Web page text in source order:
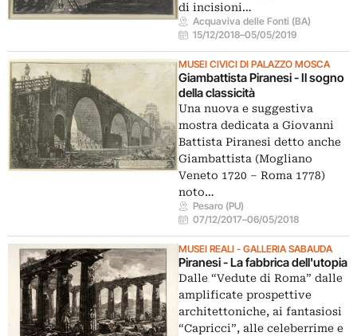
di incisioni…
Acquaviva delle Fonti (BA)
15/12/2018–05/05/2019
MUSEI CIVICI DI PALAZZO MOSCA
Giambattista Piranesi - Il sogno
della classicità
Una nuova e suggestiva
mostra dedicata a Giovanni
Battista Piranesi detto anche
Giambattista (Mogliano
Veneto 1720 – Roma 1778)
noto…
Pesaro (PU)
07/12/2017–06/05/2018
MUSEI REALI - GALLERIA SABAUDA
Piranesi - La fabbrica dell'utopia
Dalle “Vedute di Roma” dalle
amplificate prospettive
architettoniche, ai fantasiosi
“Capricci”, alle celeberrime e